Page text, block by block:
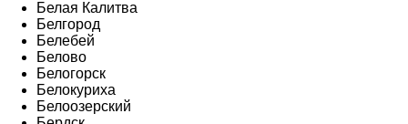
Белая Калитва
Белгород
Белебей
Белово
Белогорск
Белокуриха
Белоозерский